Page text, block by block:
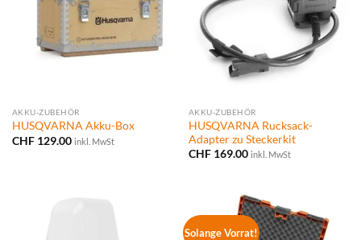
AKKU-ZUBEHÖR
HUSQVARNA Akku-Box
CHF129.00 inkl. MwSt
AKKU-ZUBEHÖR
HUSQVARNA Rucksack-
Adapter zu Steckerkit
CHF169.00 inkl. MwSt
Solange Vorrat!